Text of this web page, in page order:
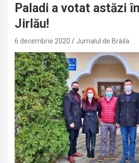
Paladi a votat astăzi
Jirlău!
6 decembrie 2020 Jurnalul de Brăila